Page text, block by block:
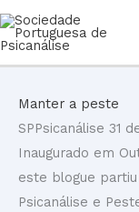
Skip
Manter a peste
SPPsicanálise 31
Inaugurado em
este blogue
Psicanálise e